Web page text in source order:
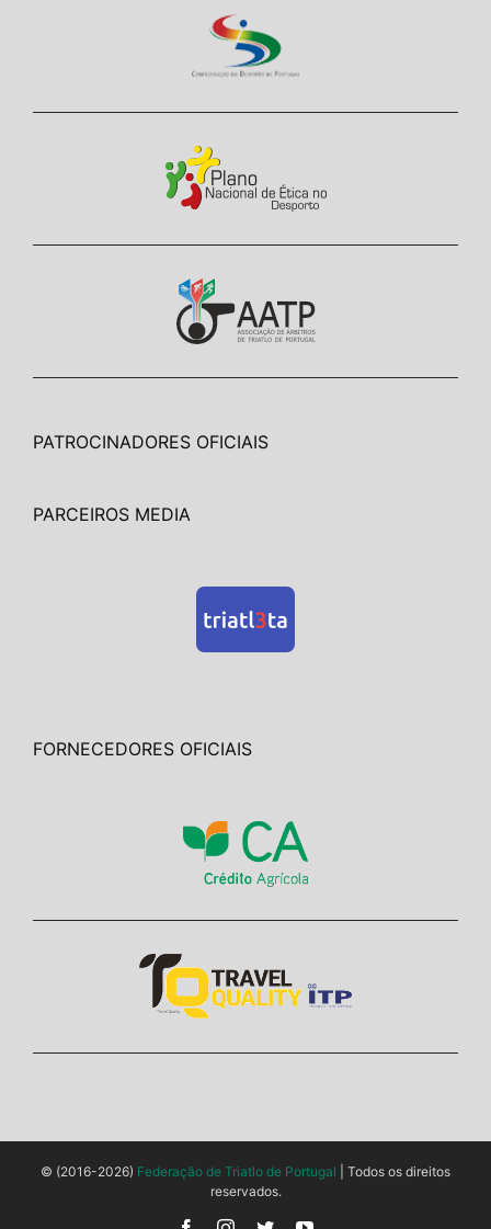
PATROCINADORES OFICIAIS
PARCEIROS MEDIA
FORNECEDORES OFICIAIS
© (2016-2026) Federação de Triatlo de Portugal | Todos os direitos
reservados.